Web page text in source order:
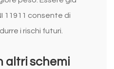
11911 consente di
i rischi futuri.
altri schemi